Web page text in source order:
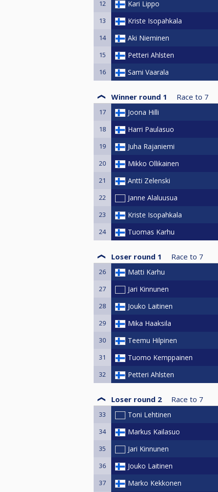
12 Kari Lippo
13 Kriste Isopahkala
14 Aki Nieminen
15 Petteri Ahlsten
16 Sami Vaarala
Winner round 1 Race to 7
17 Joona Hilli
18 Harri Paulasuo
19 Juha Rajaniemi
20 Mikko Ollikainen
21 Antti Zelenski
22 Janne Alaluusua
23 Kriste Isopahkala
24 Tuomas Karhu
Loser round 1 Race to 7
26 Matti Karhu
27 Jari Kinnunen
28 Jouko Laitinen
29 Mika Haaksila
30 Teemu Hilpinen
31 Tuomo Kemppainen
32 Petteri Ahlsten
Loser round 2 Race to 7
33 Toni Lehtinen
34 Markus Kailasuo
35 Jari Kinnunen
36 Jouko Laitinen
37 Marko Kekkonen